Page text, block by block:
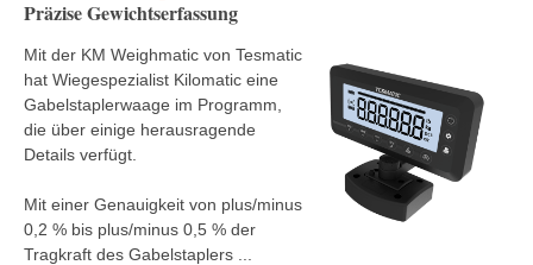
Präzise Gewichtserfassung
Mit der KM Weighmatic von Tesmatic
hat Wiegespezialist Kilomatic eine
Gabelstaplerwaage im Programm,
die über einige herausragende
Details verfügt.
Mit einer Genauigkeit von plus/minus
0,2 % bis plus/minus 0,5 % der
Tragkraft des Gabelstaplers ...